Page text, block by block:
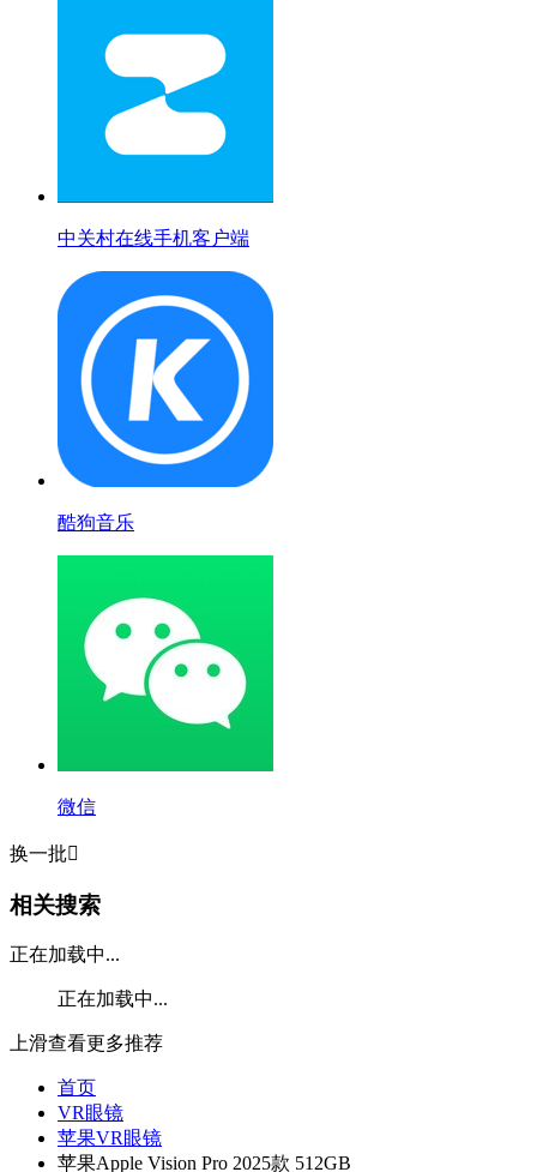
中关村在线手机客户端
酷狗音乐
微信
换一批
相关搜索
正在加载中...
正在加载中...
上滑查看更多推荐
首页
VR眼镜
苹果VR眼镜
苹果Apple Vision Pro 2025款 512GB